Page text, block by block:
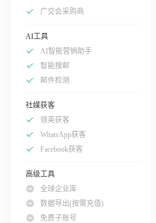
广交会采购商
AI工具
AI智能营销助手
智能搜邮
邮件检测
社媒获客
领英获客
WhatsApp获客
Facebook获客
高级工具
全球企业库
数据导出(按需充值)
免费子账号